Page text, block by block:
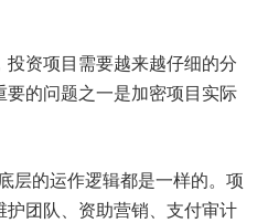
资项目需要越来越仔细的分
的问题之一是加密项目实际
层的运作逻辑都是一样的。项
团队、资助营销、支付审计